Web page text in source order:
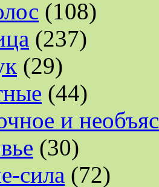
(108)
(237)
(29)
(44)
и
(30)
сила (72)